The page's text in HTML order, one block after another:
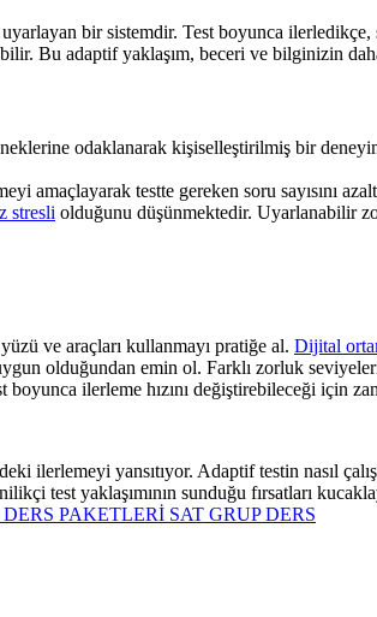
bir sistemdir. Test boyunca
Bu adaptif yaklaşım, beceri ve bilginizin
odaklanarak kişiselleştirilmiş bir
amaçlayarak testte gereken soru sayısını
stresli olduğunu düşünmektedir. Uyarlanabilir
ve araçları kullanmayı pratiğe al. Dijital
uygun olduğundan emin ol. Farklı zorluk
ilerleme hızını değiştirebileceği için
ilerlemeyi yansıtıyor. Adaptif testin nasıl
test yaklaşımının sunduğu fırsatları
DERS PAKETLERİ SAT GRUP DERS